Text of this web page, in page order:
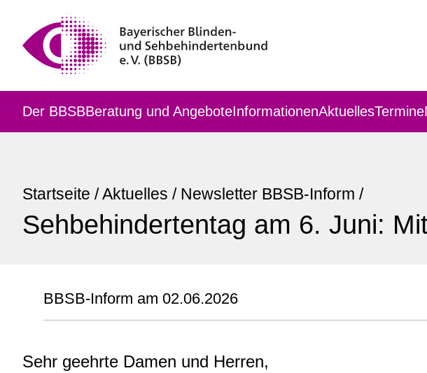
Der BBSBBeratung und AngeboteInformationenAktuellesTermine
Startseite /Aktuelles / Newsletter BBSB-Inform /
Sehbehindertentag am 6. Juni:
BBSB-Inform am 02.06.2026
Sehr geehrte Damen und Herren,